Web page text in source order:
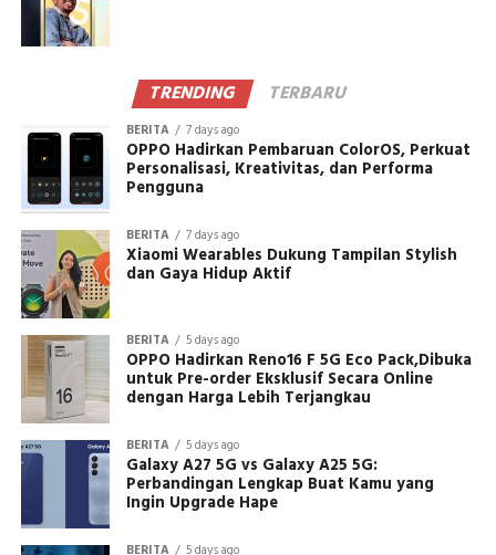
TRENDING TERBARU
BERITA 7 days ago
OPPO Hadirkan Pembaruan ColorOS, Perkuat
Personalisasi, Kreativitas, dan Performa
Pengguna
BERITA 7 days ago
Xiaomi Wearables Dukung Tampilan Stylish
dan Gaya Hidup Aktif
BERITA 5 days ago
OPPO Hadirkan Reno16 F 5G Eco Pack,Dibuka
untuk Pre-order Eksklusif Secara Online
dengan Harga Lebih Terjangkau
BERITA 5 days ago
Galaxy A27 5G vs Galaxy A25 5G:
Perbandingan Lengkap Buat Kamu yang
Ingin Upgrade Hape
BERITA 5 days ago